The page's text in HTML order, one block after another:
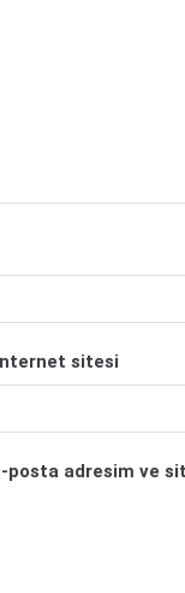
sitesi
posta adresim ve